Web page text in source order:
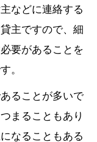
などに連絡する
主ですので、細
要があることを
。
ることが多いで
まることもあり
なることもある